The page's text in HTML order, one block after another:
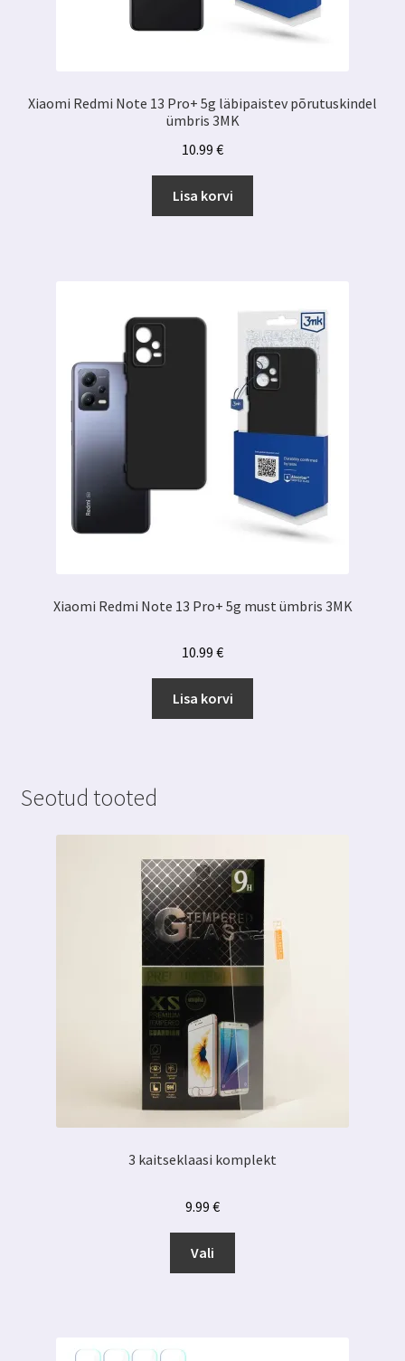
Xiaomi Redmi Note 13 Pro+ 5g läbipaistev põrutuskindel
ümbris 3MK
10.99 €
Lisa korvi
Xiaomi Redmi Note 13 Pro+ 5g must ümbris 3MK
10.99 €
Lisa korvi
Seotud tooted
3 kaitseklaasi komplekt
9.99 €
Vali